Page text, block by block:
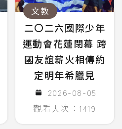
文教
二〇二六國際少年
運動會花蓮閉幕 跨
國友誼薪火相傳約
定明年希臘見
2026-08-05
觀看人次：1419